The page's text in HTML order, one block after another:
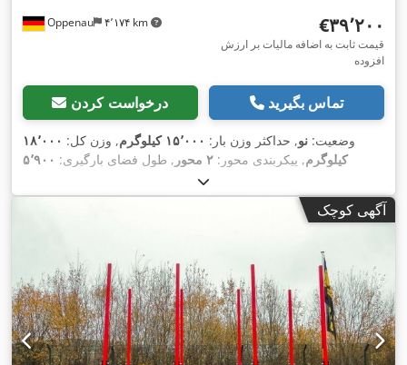
Oppenau ۴٬۱۷۴ km ‎€۳۹٬۲۰۰
قیمت ثابت به اضافه مالیات بر ارزش
افزوده
درخواست کردن تماس بگیرید
وضعیت: نو, حداکثر وزن بار: ۱۵٬۰۰۰ کیلوگرم , وزن کل: ۱۸٬۰۰۰
کیلوگرم, پیکربندی محور: ۲ محور , طول فضای بارگیری: ۵٬۹۰۰
سال ساخت:۲۰۲۷, تجهیزات: ,
آگهی کوچک